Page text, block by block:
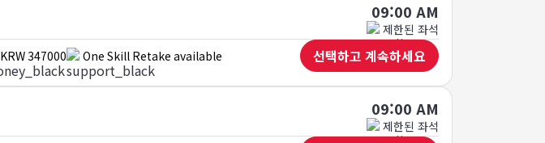
09:00 AM
제한된 좌석
KRW 347000 One Skill Retake available 선택하고 계속하세요
09:00 AM
제한된 좌석